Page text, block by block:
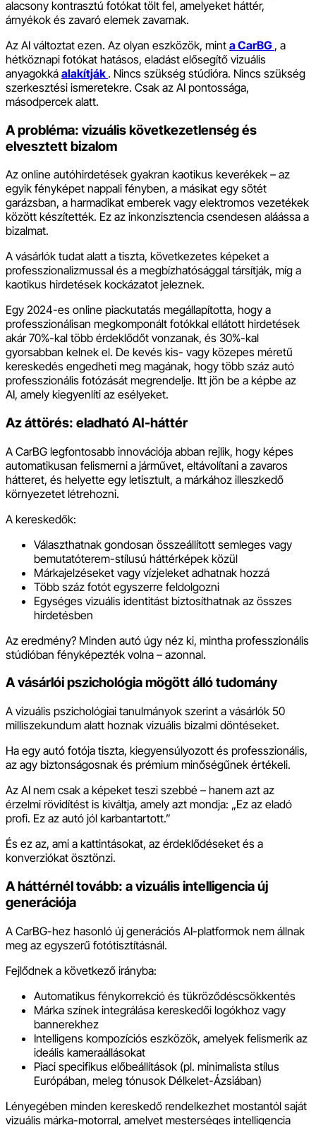
alacsony kontrasztú fotókat tölt fel, amelyeket háttér,
árnyékok és zavaró elemek zavarnak.
Az AI változtat ezen. Az olyan eszközök, mint a CarBG , a
hétköznapi fotókat hatásos, eladást elősegítő vizuális
anyagokká alakítják . Nincs szükség stúdióra. Nincs szükség
szerkesztési ismeretekre. Csak az AI pontossága,
másodpercek alatt.
A probléma: vizuális következetlenség és
elvesztett bizalom
Az online autóhirdetések gyakran kaotikus keverékek – az
egyik fényképet nappali fényben, a másikat egy sötét
garázsban, a harmadikat emberek vagy elektromos vezetékek
között készítették. Ez az inkonzisztencia csendesen aláássa a
bizalmat.
A vásárlók tudat alatt a tiszta, következetes képeket a
professzionalizmussal és a megbízhatósággal társítják, míg a
kaotikus hirdetések kockázatot jeleznek.
Egy 2024-es online piackutatás megállapította, hogy a
professzionálisan megkomponált fotókkal ellátott hirdetések
akár 70%-kal több érdeklődőt vonzanak, és 30%-kal
gyorsabban kelnek el. De kevés kis- vagy közepes méretű
kereskedés engedheti meg magának, hogy több száz autó
professzionális fotózását megrendelje. Itt jön be a képbe az
AI, amely kiegyenlíti az esélyeket.
Az áttörés: eladható AI-háttér
A CarBG legfontosabb innovációja abban rejlik, hogy képes
automatikusan felismerni a járművet, eltávolítani a zavaros
hátteret, és helyette egy letisztult, a márkához illeszkedő
környezetet létrehozni.
A kereskedők:
Választhatnak gondosan összeállított semleges vagy
bemutatóterem-stílusú háttérképek közül
Márkajelzéseket vagy vízjeleket adhatnak hozzá
Több száz fotót egyszerre feldolgozni
Egységes vizuális identitást biztosíthatnak az összes
hirdetésben
Az eredmény? Minden autó úgy néz ki, mintha professzionális
stúdióban fényképezték volna – azonnal.
A vásárlói pszichológia mögött álló tudomány
A vizuális pszichológiai tanulmányok szerint a vásárlók 50
milliszekundum alatt hoznak vizuális bizalmi döntéseket.
Ha egy autó fotója tiszta, kiegyensúlyozott és professzionális,
az agy biztonságosnak és prémium minőségűnek értékeli.
Az AI nem csak a képeket teszi szebbé – hanem azt az
érzelmi rövidítést is kiváltja, amely azt mondja: „Ez az eladó
profi. Ez az autó jól karbantartott.”
És ez az, ami a kattintásokat, az érdeklődéseket és a
konverziókat ösztönzi.
A háttérnél tovább: a vizuális intelligencia új
generációja
A CarBG-hez hasonló új generációs AI-platformok nem állnak
meg az egyszerű fotótisztításnál.
Fejlődnek a következő irányba:
Automatikus fénykorrekció és tükröződéscsökkentés
Márka színek integrálása kereskedői logókhoz vagy
bannerekhez
Intelligens kompozíciós eszközök, amelyek felismerik az
ideális kameraállásokat
Piaci specifikus előbeállítások (pl. minimalista stílus
Európában, meleg tónusok Délkelet-Ázsiában)
Lényegében minden kereskedő rendelkezhet mostantól saját
vizuális márka-motorral, amelyet mesterséges intelligencia